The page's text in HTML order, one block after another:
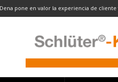
pone en valor la experiencia de
13: CORTE DE GRAN FORMATO
8: JUNTAS DESCARGAR REVISTA